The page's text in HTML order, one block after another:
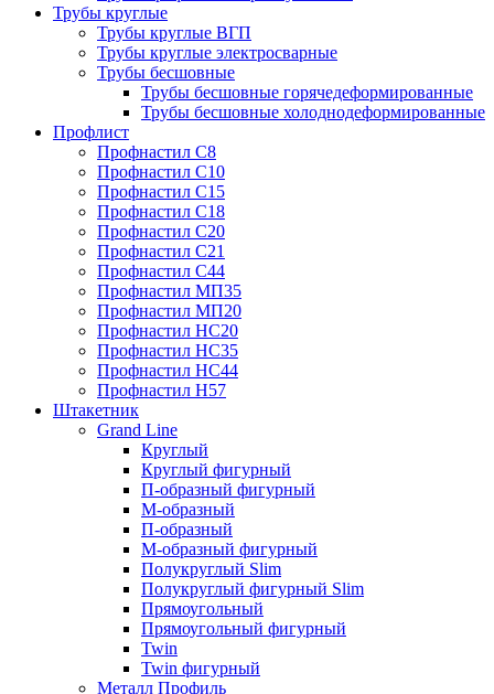
Трубы круглые
Трубы круглые ВГП
Трубы круглые электросварные
Трубы бесшовные
Трубы бесшовные горячедеформированные
Трубы бесшовные холоднодеформированные
Профлист
Профнастил С8
Профнастил С10
Профнастил С15
Профнастил С18
Профнастил С20
Профнастил С21
Профнастил С44
Профнастил МП35
Профнастил МП20
Профнастил НС20
Профнастил НС35
Профнастил НС44
Профнастил Н57
Штакетник
Grand Line
Круглый
Круглый фигурный
П-образный фигурный
М-образный
П-образный
М-образный фигурный
Полукруглый Slim
Полукруглый фигурный Slim
Прямоугольный
Прямоугольный фигурный
Twin
Twin фигурный
Металл Профиль